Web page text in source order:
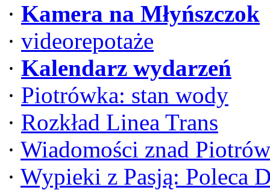
· Kamera na Młyńszczok
· videorepotaże
· Kalendarz wydarzeń
· Piotrówka: stan wody
· Rozkład Linea Trans
· Wiadomości znad
· Wypieki z Pasją: Poleca